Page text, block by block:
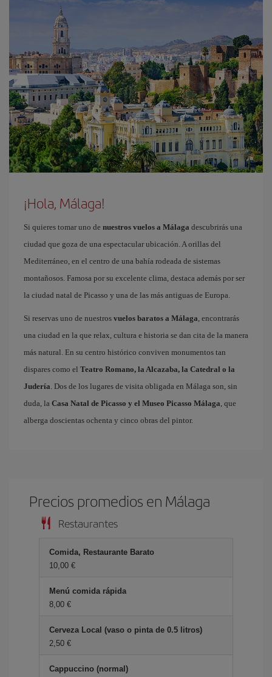
¡Hola, Málaga!
Si quieres tomar uno de nuestros vuelos a Málaga descubrirás una
ciudad que goza de una espectacular ubicación. A orillas del
Mediterráneo, en el centro de una bahía rodeada de sistemas
montañosos. Famosa por su excelente clima, destaca además por ser
la ciudad natal de Picasso y una de las más antiguas de Europa.
Si reservas uno de nuestros vuelos baratos a Málaga, encontrarás
una ciudad en la que relax, cultura e historia se dan cita de la manera
más natural. En su centro histórico conviven monumentos tan
dispares como el Teatro Romano, la Alcazaba, la Catedral o la
Judería. Dos de los lugares de visita obligada en Málaga son, sin
duda, la Casa Natal de Picasso y el Museo Picasso Málaga, que
alberga doscientas ochenta y cinco obras del pintor.
Precios promedios en Málaga
Restaurantes
Comida, Restaurante Barato
10,00 €
Menú comida rápida
8,00 €
Cerveza Local (vaso o pinta de 0.5 litros)
2,50 €
Cappuccino (normal)